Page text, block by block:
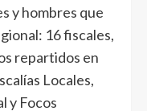
y hombres que
16 fiscales,
repartidos en
Locales,
y Focos